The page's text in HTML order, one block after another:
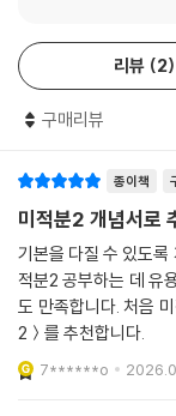
리뷰 2
구매리뷰
종이책
미적분2 개념서로
기본을 다질 수 있도록
적분2 공부하는 데 유
도 만족합니다. 처음
2＞를 추천합니다.
7******o